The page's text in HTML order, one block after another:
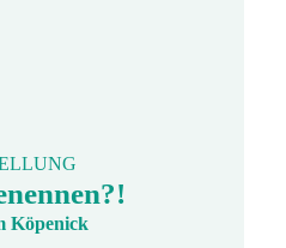
Köpenick